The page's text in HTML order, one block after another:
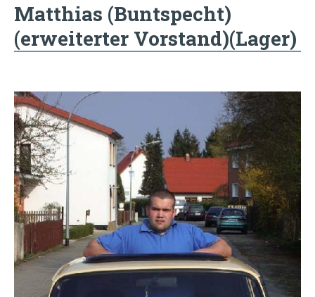
Matthias (Buntspecht)
(erweiterter Vorstand)(Lager)